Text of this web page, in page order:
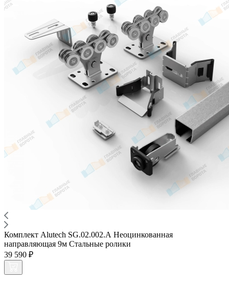
Комплект Alutech SG.02.002.А Неоцинкованная
направляющая 9м Стальные ролики
39 590 ₽